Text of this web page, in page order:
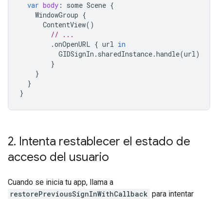
var body : some Scene {
WindowGroup {
ContentView()
// ...
.onOpenURL { url in
GIDSignIn . sharedInstance.handle(url)
}
}
}
}
2. Intenta restablecer el estado de
acceso del usuario
Cuando se inicia tu app, llama a
restorePreviousSignInWithCallback para intentar